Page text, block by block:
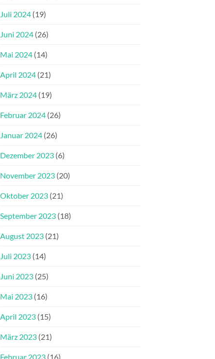
Juli 2024 (19)
Juni 2024 (26)
Mai 2024 (14)
April 2024 (21)
März 2024 (19)
Februar 2024 (26)
Januar 2024 (26)
Dezember 2023 (6)
November 2023 (20)
Oktober 2023 (21)
September 2023 (18)
August 2023 (21)
Juli 2023 (14)
Juni 2023 (25)
Mai 2023 (16)
April 2023 (15)
März 2023 (21)
Februar 2023 (16)